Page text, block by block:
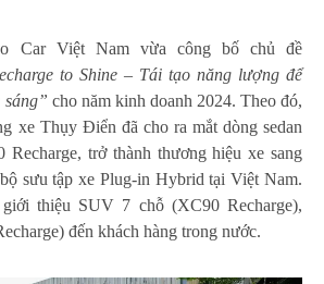
Car Việt Nam vừa công bố chủ đề
to Shine – Tái tạo năng lượng để
sáng” cho năm kinh doanh 2024. Theo đó,
xe Thụy Điển đã cho ra mắt dòng sedan
Recharge, trở thành thương hiệu xe sang
sưu tập xe Plug-in Hybrid tại Việt Nam.
thiệu SUV 7 chỗ (XC90 Recharge),
đến khách hàng trong nước.